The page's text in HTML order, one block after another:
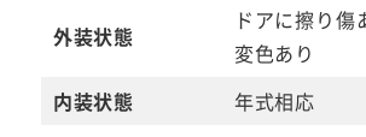
外装状態
ドアに擦り傷
変色あり
内装状態
年式相応